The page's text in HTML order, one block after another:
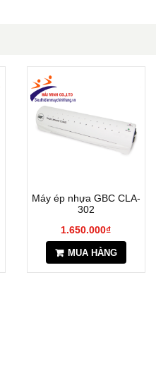
Máy ép nhựa GBC CLA-
302
1.650.000₫
MUA HÀNG